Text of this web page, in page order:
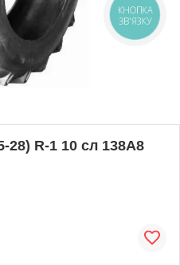
28) R-1 10 сл 138А8
КНОПКА
ЗВ'ЯЗКУ